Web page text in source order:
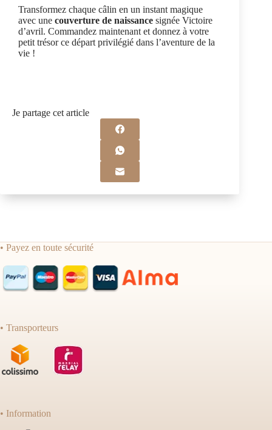
Transformez chaque câlin en un instant magique
avec une couverture de naissance signée Victoire
d’avril. Commandez maintenant et donnez à votre
petit trésor ce départ privilégié dans l’aventure de la
vie !
Je partage cet article
• Payez en toute sécurité
• Transporteurs
• Information